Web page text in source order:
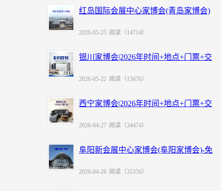
红岛国际会展中心家博会(青岛家博会)
2026-05-25 阅读（14714）
银川家博会|2026年时间+地点+门票+交
2026-05-22 阅读（15676）
西宁家博会|2026年时间+地点+门票+交
2026-04-27 阅读（34474）
阜阳新会展中心家博会(阜阳家博会)-免
2026-04-26 阅读（35356）